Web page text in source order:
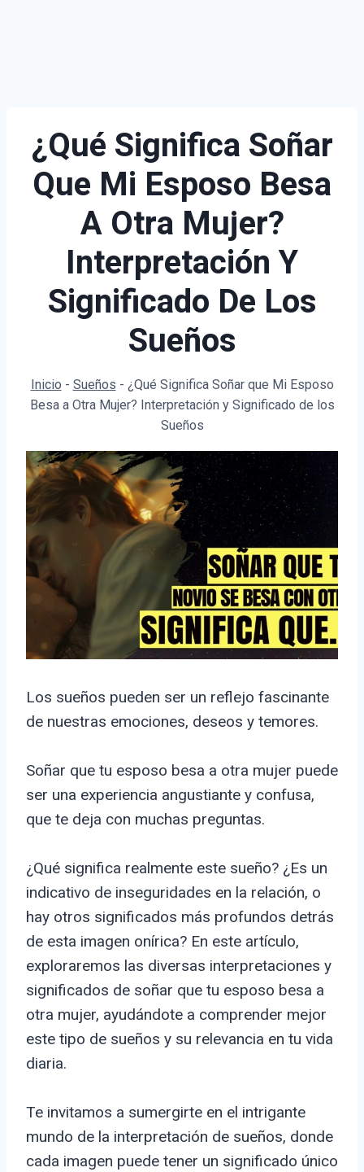
¿Qué Significa Soñar
Que Mi Esposo Besa
A Otra Mujer?
Interpretación Y
Significado De Los
Sueños
Inicio - Sueños - ¿Qué Significa Soñar que Mi Esposo
Besa a Otra Mujer? Interpretación y Significado de los
Sueños
Los sueños pueden ser un reflejo fascinante
de nuestras emociones, deseos y temores.
Soñar que tu esposo besa a otra mujer puede
ser una experiencia angustiante y confusa,
que te deja con muchas preguntas.
¿Qué significa realmente este sueño? ¿Es un
indicativo de inseguridades en la relación, o
hay otros significados más profundos detrás
de esta imagen onírica? En este artículo,
exploraremos las diversas interpretaciones y
significados de soñar que tu esposo besa a
otra mujer, ayudándote a comprender mejor
este tipo de sueños y su relevancia en tu vida
diaria.
Te invitamos a sumergirte en el intrigante
mundo de la interpretación de sueños, donde
cada imagen puede tener un significado único